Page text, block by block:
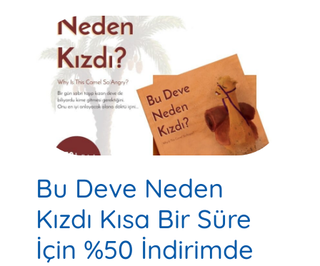
Bu Deve Neden
Kızdı Kısa Bir Süre
İçin %50 İndirimde